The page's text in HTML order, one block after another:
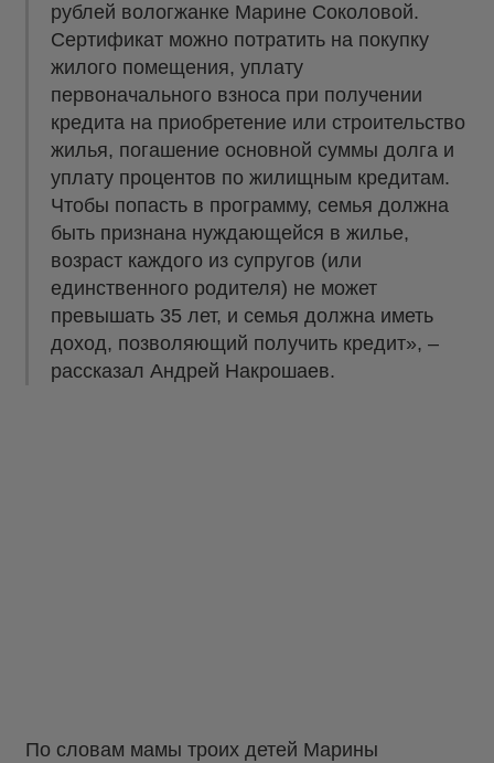
рублей вологжанке Марине Соколовой.
Сертификат можно потратить на покупку
жилого помещения, уплату
первоначального взноса при получении
кредита на приобретение или строительство
жилья, погашение основной суммы долга и
уплату процентов по жилищным кредитам.
Чтобы попасть в программу, семья должна
быть признана нуждающейся в жилье,
возраст каждого из супругов (или
единственного родителя) не может
превышать 35 лет, и семья должна иметь
доход, позволяющий получить кредит», –
рассказал Андрей Накрошаев.
По словам мамы троих детей Марины